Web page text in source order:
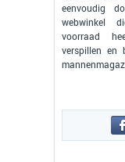
eenvoudig
webwinkel
voorraad
verspillen en